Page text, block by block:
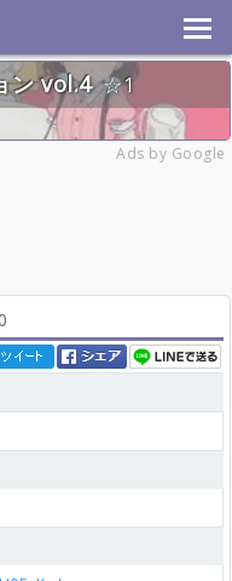
ン vol.4
1
Ads by Google
0